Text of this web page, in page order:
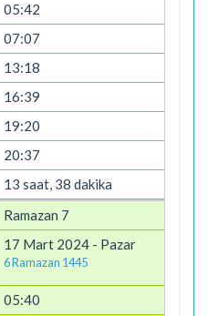
05:42
07:07
13:18
16:39
19:20
20:37
13 saat, 38 dakika
Ramazan 7
17 Mart 2024 - Pazar
6 Ramazan 1445
05:40